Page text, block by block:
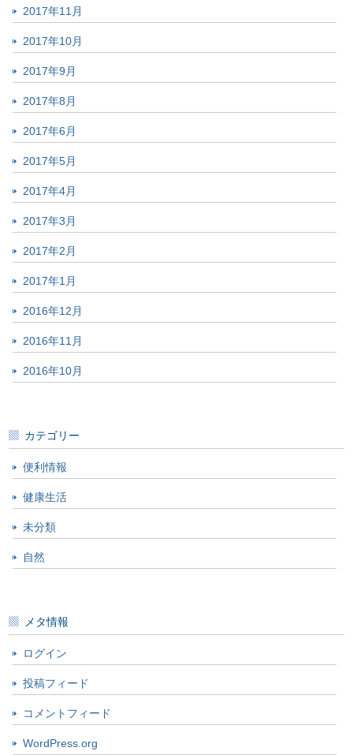
2017年11月
2017年10月
2017年9月
2017年8月
2017年6月
2017年5月
2017年4月
2017年3月
2017年2月
2017年1月
2016年12月
2016年11月
2016年10月
カテゴリー
便利情報
健康生活
未分類
自然
メタ情報
ログイン
投稿フィード
コメントフィード
WordPress.org